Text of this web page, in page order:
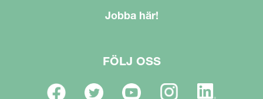
Jobba här!
FÖLJ OSS